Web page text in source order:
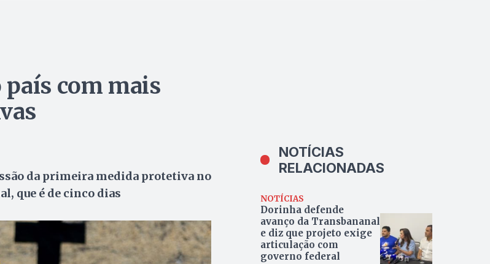
país com mais
da primeira medida protetiva no
que é de cinco dias
NOTÍCIAS
RELACIONADAS
NOTÍCIAS
Dorinha defende
avanço da Transbananal
e diz que projeto exige
articulação com
governo federal